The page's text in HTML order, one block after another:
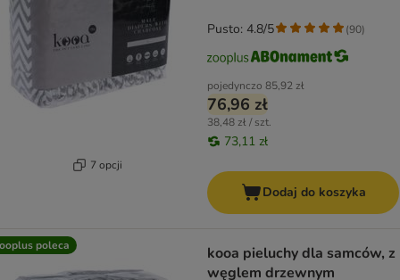
7 opcji
pojedynczo 85,92 zł
76,96 zł
38,48 zł / szt.
73,11 zł
Pusto: 4.8/5 (90)
Dodaj do koszyka
poleca
kooa pieluchy dla samców, z
węglem drzewnym